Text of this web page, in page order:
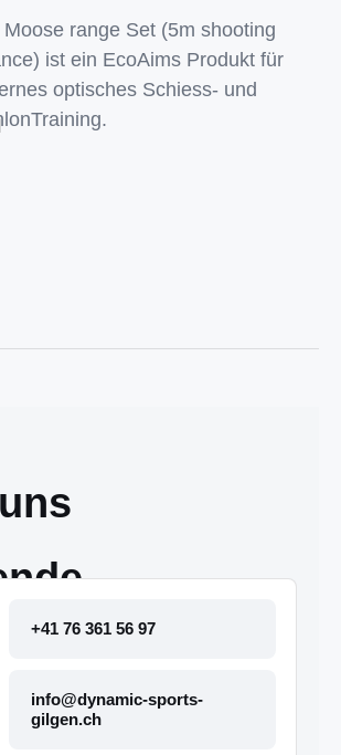
Moose range Set (5m shooting
ist ein EcoAims Produkt für
optisches Schiess- und
Die
+41 76 361 56 97
info@dynamic-sports-
gilgen.ch